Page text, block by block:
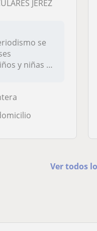
JEREZ
se
y niñas de
Ver todos